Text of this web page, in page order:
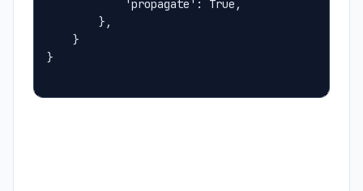
            'propagate': True,
        },
    }
}